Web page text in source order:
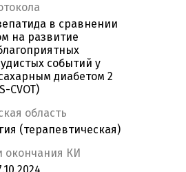
в сравнении
на развитие
событий у
диабетом 2
CVOT)
область
(терапевтическая)
окончания КИ